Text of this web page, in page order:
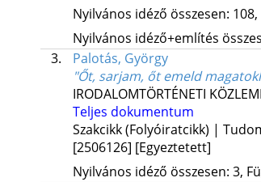
Nyilvános idéző összesen:
Nyilvános idéző+említés
3.
Palotás, György
"Őt, sarjam, őt emeld
IRODALOMTÖRTÉNETI
Teljes dokumentum
Szakcikk (Folyóiratcikk) |
[2506126] [Egyeztetett]
Nyilvános idéző összesen: 3,